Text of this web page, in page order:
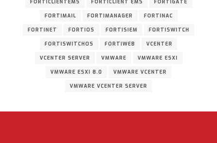
FORTICLIENTEMS FORTICLIENT EMS FORTIGATE
FORTIMAIL FORTIMANAGER FORTINAC
FORTINET FORTIOS FORTISIEM FORTISWITCH
FORTISWITCHOS FORTIWEB VCENTER
VCENTER SERVER VMWARE VMWARE ESXI
VMWARE ESXI 8.0 VMWARE VCENTER
VMWARE VCENTER SERVER